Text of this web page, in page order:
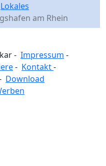
Lokales
am Rhein
- Impressum -
- Kontakt-
Download